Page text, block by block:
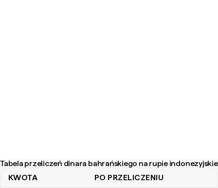
Tabela przeliczeń dinara bahrańskiego na rupie indonezyjskie
KWOTA PO PRZELICZENIU